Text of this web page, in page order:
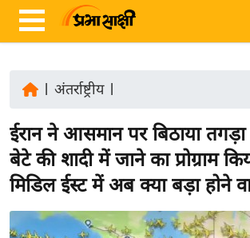
ज़ा
ख
ब
र
रा
अंतर्राष्ट्रीय|
ईरान ने आसमान पर बिठाया तगड़ा
बेटे की शादी में जाने का प्रोग्राम
मिडिल ईस्ट में अब क्या बड़ा होने